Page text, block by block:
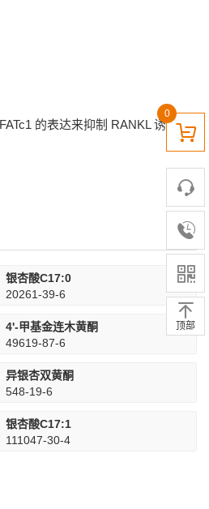
的表达来抑制 RANKL 诱导的
银杏酸C17:0
20261-39-6
4'-甲基金连木黄酮
49619-87-6
异银杏双黄酮
548-19-6
银杏酸C17:1
111047-30-4
0
顶部